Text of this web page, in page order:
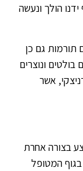
הולך ונעשה
תורמות גם כן
ונוצרים
אשר
בצורה אחרת
המטופל